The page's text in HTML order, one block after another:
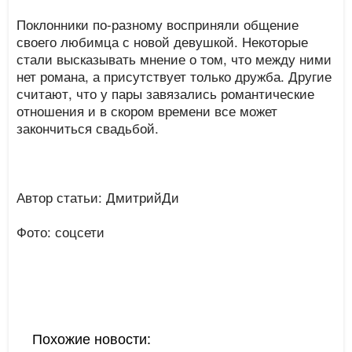
Поклонники по-разному восприняли общение
своего любимца с новой девушкой. Некоторые
стали высказывать мнение о том, что между ними
нет романа, а присутствует только дружба. Другие
считают, что у пары завязались романтические
отношения и в скором времени все может
закончиться свадьбой.
Автор статьи: ДмитрийДи
Фото: соцсети
Похожие новости: